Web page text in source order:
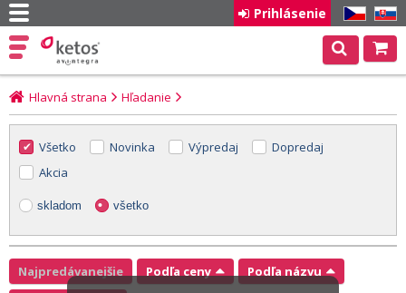
CZ SK
Prihlásenie
Hlavná strana Hľadanie
Všetko Novinka Výpredaj
Dopredaj
Akcia
skladom všetko
Najpredávanejšie Podľa ceny
Podľa názvu